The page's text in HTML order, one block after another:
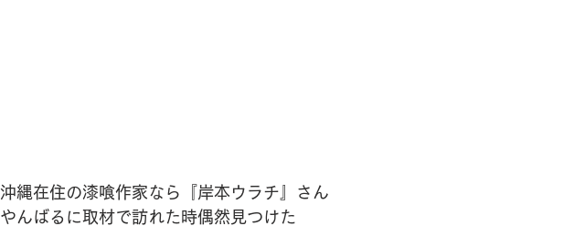
沖縄在住の漆喰作家なら『岸本ウラチ』さん
やんばるに取材で訪れた時偶然見つけた